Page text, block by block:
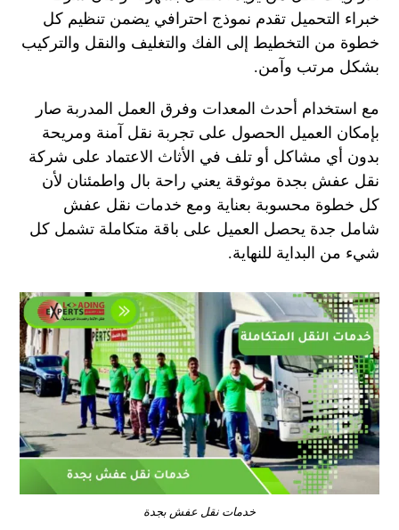
خبراء التحميل تقدم نموذج احترافي يضمن تنظيم كل
خطوة من التخطيط إلى الفك والتغليف والنقل والتركيب
بشكل مرتب وآمن.
مع استخدام أحدث المعدات وفرق العمل المدربة صار
بإمكان العميل الحصول على تجربة نقل آمنة ومريحة
بدون أي مشاكل أو تلف في الأثاث الاعتماد على شركة
نقل عفش بجدة موثوقة يعني راحة بال واطمئنان لأن
كل خطوة محسوبة بعناية ومع خدمات نقل عفش
شامل جدة يحصل العميل على باقة متكاملة تشمل كل
شيء من البداية للنهاية.
خدمات نقل عفش بجدة